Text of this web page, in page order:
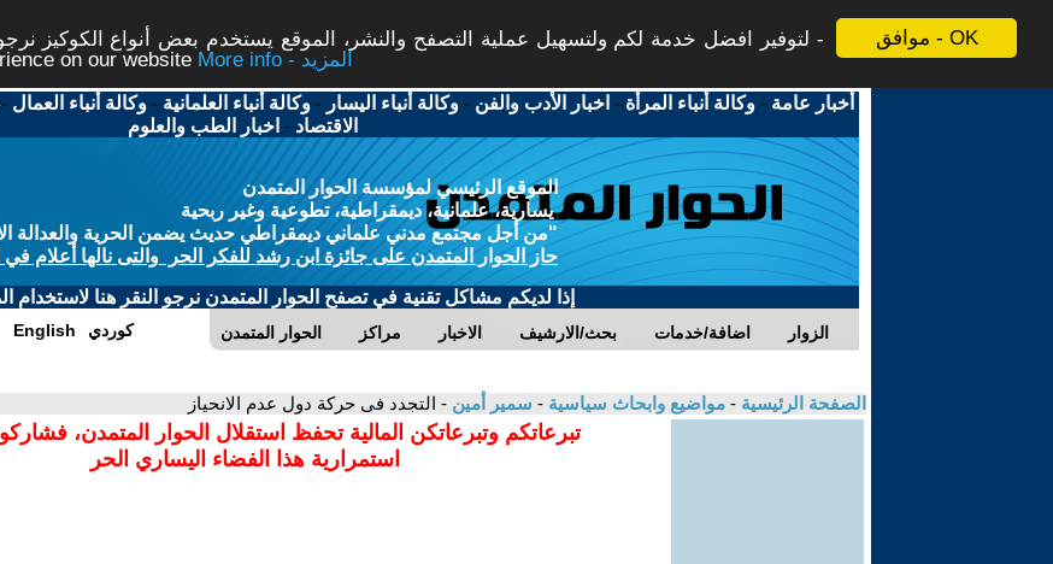
موافق - OK
لتوفير افضل خدمة لكم ولتسهيل عملية التصفح والنشر، الموقع يستخدم بعض أنواع الكوكيز
on our website
More info - المزيد
أخبار عامة -وكالة أنباء المرأة - اخبار الأدب والفن -وكالة أنباء اليسار -وكالة أنباء العلمانية -وكالة أنباء العمال
الاقتصاد - اخبار الطب والعلوم
الموقع الرئيسي لمؤسسة الحوار المتمدن
يسارية، علمانية، ديمقراطية، تطوعية وغير ربحية
"من أجل مجتمع مدني علماني ديمقراطي حديث يضمن الحرية والعدالة
حاز الحوار المتمدن على جائزة ابن رشد للفكر الحر والتى نالها أعلام في
إذا لديكم مشاكل تقنية في تصفح الحوار المتمدن نرجو النقر هنا لاستخدام
الحوار المتمدن مراكز الاخبار بحث/الارشيف اضافة/خدمات الزوار English كوردي
الصفحة الرئيسية - مواضيع وابحاث سياسية - سمير أمين - التجدد فى حركة دول عدم الانحياز
تبرعاتكم وتبرعاتكن المالية تحفظ استقلال الحوار المتمدن،
استمرارية هذا الفضاء اليساري الحر